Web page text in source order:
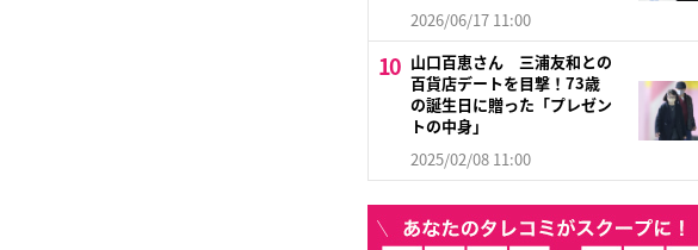
2026/06/17 11:00
山口百恵さん 三浦友和との
百貨店デートを目撃！73歳
の誕生日に贈った「プレゼン
トの中身」
2025/02/08 11:00